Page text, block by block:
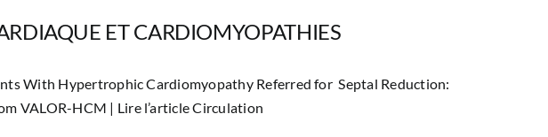
ET CARDIOMYOPATHIES
With Hypertrophic Cardiomyopathy Referred for Septal Reduction:
VALOR-HCM | Lire l’article Circulation